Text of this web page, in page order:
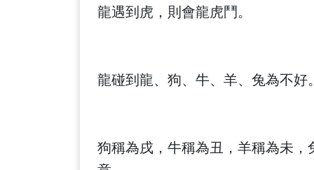
龍遇到虎，則會龍虎鬥。
龍碰到龍、狗、牛、羊、兔為不好
狗稱為戌，牛稱為丑，羊稱為未